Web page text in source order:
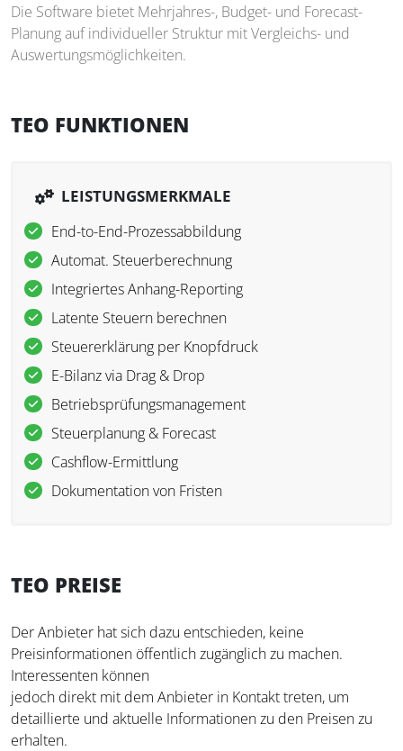
Die Software bietet Mehrjahres-, Budget- und Forecast-
Planung auf individueller Struktur mit Vergleichs- und
Auswertungsmöglichkeiten.
TEO FUNKTIONEN
LEISTUNGSMERKMALE
End-to-End-Prozessabbildung
Automat. Steuerberechnung
Integriertes Anhang-Reporting
Latente Steuern berechnen
Steuererklärung per Knopfdruck
E-Bilanz via Drag & Drop
Betriebsprüfungsmanagement
Steuerplanung & Forecast
Cashflow-Ermittlung
Dokumentation von Fristen
TEO PREISE
Der Anbieter hat sich dazu entschieden, keine
Preisinformationen öffentlich zugänglich zu machen.
Interessenten können
jedoch direkt mit dem Anbieter in Kontakt treten, um
detaillierte und aktuelle Informationen zu den Preisen zu
erhalten.